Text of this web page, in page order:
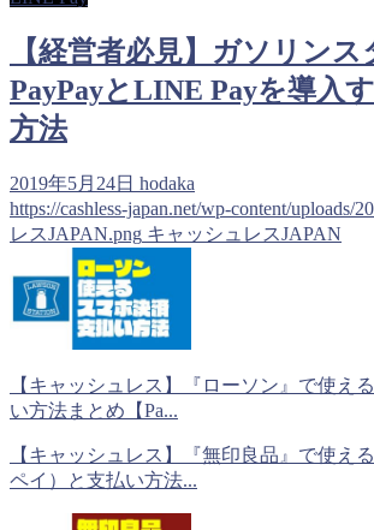
【経営者必見】ガソリン
PayPayとLINE Payを導入
方法
2019年5月24日 hodaka
https://cashless-japan.net/wp-content/uploads/
レスJAPAN.png キャッシュレスJAPAN
【キャッシュレス】『ローソン』で使え
い方法まとめ【Pa...
【キャッシュレス】『無印良品』で使え
ペイ）と支払い方法...